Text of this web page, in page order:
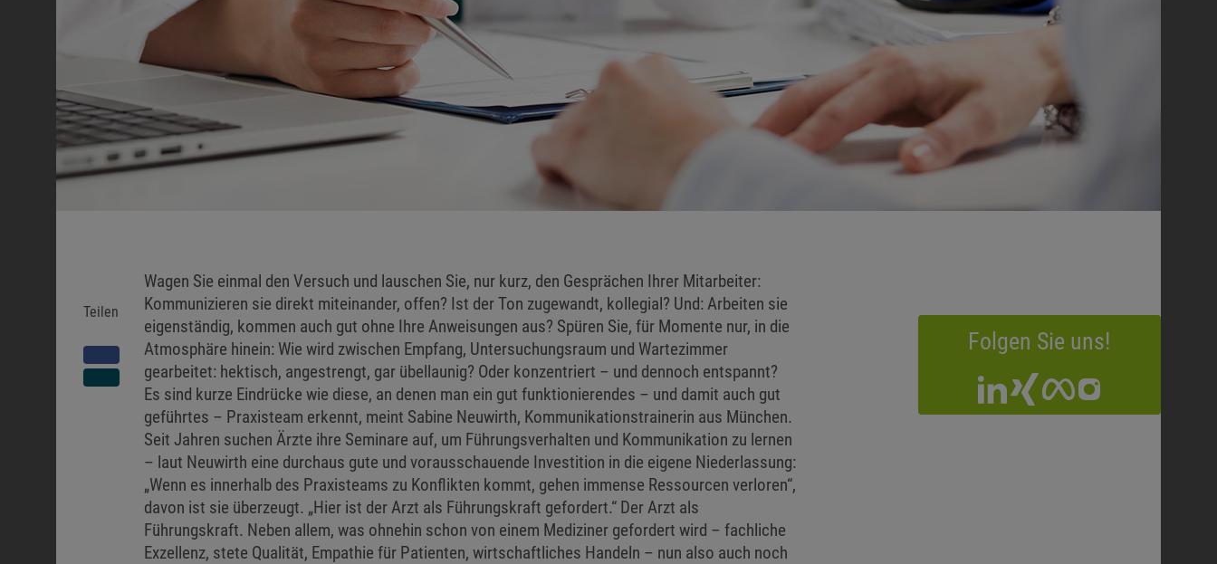
Teilen
Wagen Sie einmal den Versuch und lauschen Sie, nur kurz, den Gesprächen Ihrer Mitarbeiter:
Kommunizieren sie direkt miteinander, offen? Ist der Ton zugewandt, kollegial? Und: Arbeiten sie
eigenständig, kommen auch gut ohne Ihre Anweisungen aus? Spüren Sie, für Momente nur, in die
Atmosphäre hinein: Wie wird zwischen Empfang, Untersuchungsraum und Wartezimmer
gearbeitet: hektisch, angestrengt, gar übellaunig? Oder konzentriert – und dennoch entspannt?
Es sind kurze Eindrücke wie diese, an denen man ein gut funktionierendes – und damit auch gut
geführtes – Praxisteam erkennt, meint Sabine Neuwirth, Kommunikationstrainerin aus München.
Seit Jahren suchen Ärzte ihre Seminare auf, um Führungsverhalten und Kommunikation zu lernen
– laut Neuwirth eine durchaus gute und vorausschauende Investition in die eigene Niederlassung:
„Wenn es innerhalb des Praxisteams zu Konflikten kommt, gehen immense Ressourcen verloren“,
davon ist sie überzeugt. „Hier ist der Arzt als Führungskraft gefordert.“ Der Arzt als
Führungskraft. Neben allem, was ohnehin schon von einem Mediziner gefordert wird – fachliche
Exzellenz, stete Qualität, Empathie für Patienten, wirtschaftliches Handeln – nun also auch noch
Folgen Sie uns!